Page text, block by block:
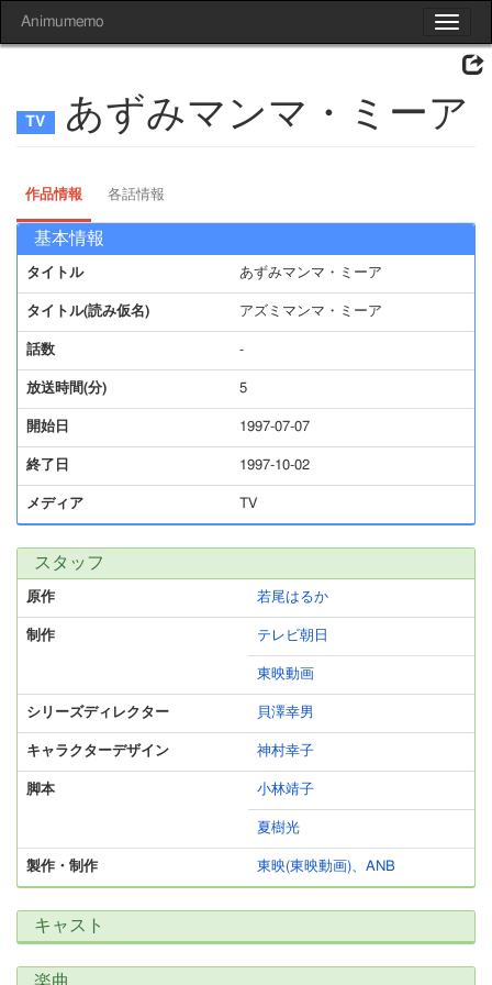
Toggle
Animumemo
あずみマンマ・ミーア
作品情報 各話情報
基本情報
タイトル あずみマンマ・ミーア
タイトル(読み仮名) アズミマンマ・ミーア
話数 -
放送時間(分) 5
開始日 1997-07-07
終了日 1997-10-02
メディア TV
スタッフ
原作 若尾はるか
制作 テレビ朝日
東映動画
シリーズディレクター 貝澤幸男
キャラクターデザイン 神村幸子
脚本 小林靖子
夏樹光
製作・制作 東映(東映動画)、ANB
キャスト